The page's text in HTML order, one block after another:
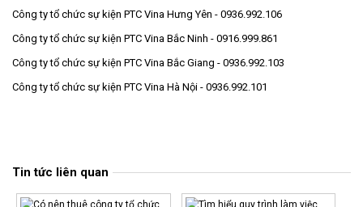
Công ty tổ chức sự kiện PTC Vina Hưng Yên - 0936.992.106
Công ty tổ chức sự kiện PTC Vina Bắc Ninh - 0916.999.861
Công ty tổ chức sự kiện PTC Vina Bắc Giang - 0936.992.103
Công ty tổ chức sự kiện PTC Vina Hà Nội - 0936.992.101
Tin tức liên quan